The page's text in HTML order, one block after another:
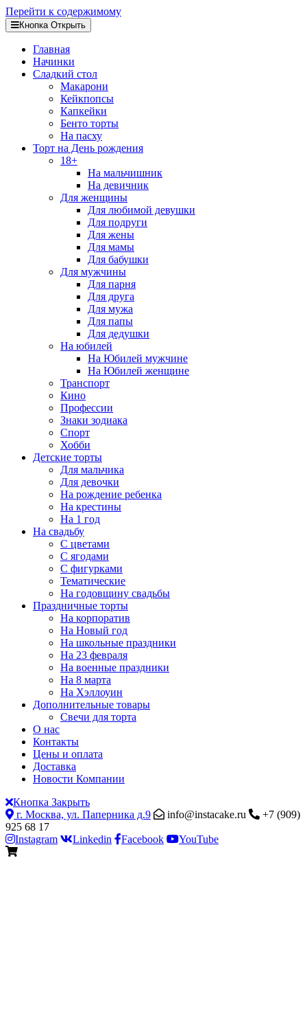
Перейти к содержимому
Кнопка Открыть
Главная
Начинки
Сладкий стол
Макарони
Кейкпопсы
Капкейки
Бенто торты
На пасху
Торт на День рождения
18+
На мальчишник
На девичник
Для женщины
Для любимой девушки
Для подруги
Для жены
Для мамы
Для бабушки
Для мужчины
Для парня
Для друга
Для мужа
Для папы
Для дедушки
На юбилей
На Юбилей мужчине
На Юбилей женщине
Транспорт
Кино
Профессии
Знаки зодиака
Спорт
Хобби
Детские торты
Для мальчика
Для девочки
На рождение ребенка
На крестины
На 1 год
На свадьбу
С цветами
С ягодами
С фигурками
Тематические
На годовщину свадьбы
Праздничные торты
На корпоратив
На Новый год
На школьные праздники
На 23 февраля
На военные праздники
На 8 марта
На Хэллоуин
Дополнительные товары
Свечи для торта
О нас
Контакты
Цены и оплата
Доставка
Новости Компании
Кнопка Закрыть
г. Москва, ул. Паперника д.9
info@instacake.ru
+7 (909)
925 68 17
Instagram
Linkedin Facebook YouTube